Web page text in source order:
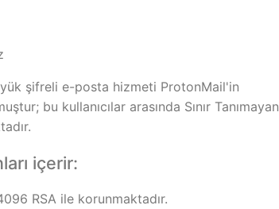
şifreli e-posta hizmeti ProtonMail'in
bu kullanıcılar arasında Sınır Tanımayan
içerir:
RSA ile korunmaktadır.